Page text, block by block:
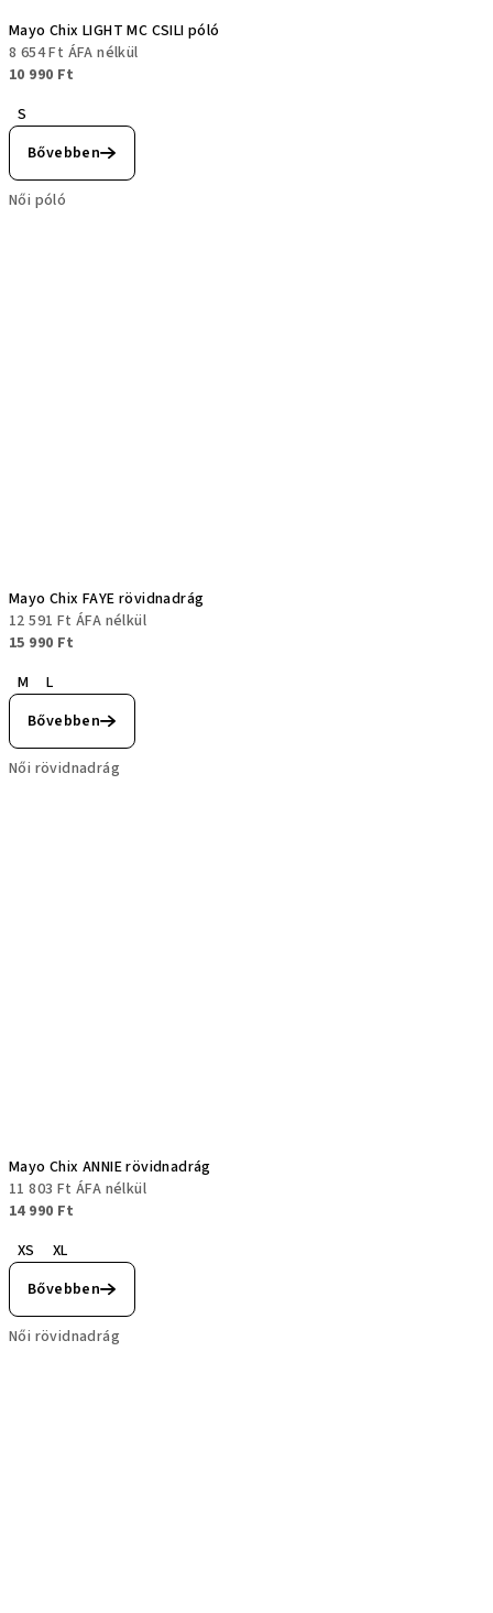
Mayo Chix LIGHT MC CSILI póló
8 654 Ft ÁFA nélkül
10 990 Ft
S
Bővebben
Női póló
Mayo Chix FAYE rövidnadrág
12 591 Ft ÁFA nélkül
15 990 Ft
M
L
Bővebben
Női rövidnadrág
Mayo Chix ANNIE rövidnadrág
11 803 Ft ÁFA nélkül
14 990 Ft
XS
XL
Bővebben
Női rövidnadrág